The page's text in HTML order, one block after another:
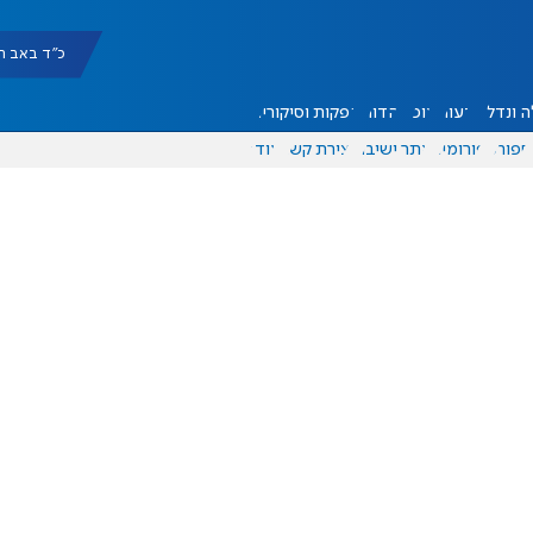
כ"ד באב תשפ"ו
ונדל"ן דעות אוכל יהדות הפקות וסיקורים
ספורט פורומים אתר ישיבה יצירת קשר עוד